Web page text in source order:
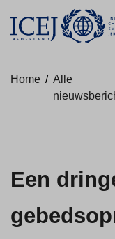
Home / Alle
Een